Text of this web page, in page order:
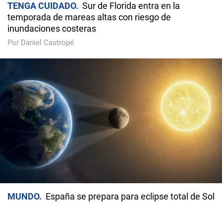
TENGA CUIDADO
Sur de Florida entra en la
temporada de mareas altas con riesgo de
inundaciones costeras
Por Daniel Castropé
MUNDO España se prepara para eclipse total de Sol